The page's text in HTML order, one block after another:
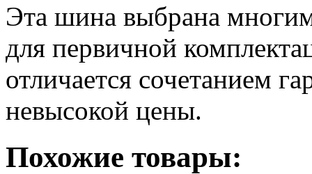
Эта шина выбрана
для первичной
отличается сочетанием
невысокой цены.
Похожие товары: